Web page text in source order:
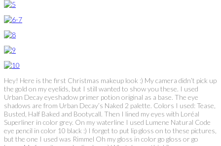
Hey! Here is the first Christmas makeup look :) My camera didn’t pick up
the gold on my eyelids, but I still wanted to show you these. I used
Urban Decay eyeshadow primer potion original as a base. The eye
shadows are from Urban Decay’s Naked 2 palette. Colors I used: Tease,
Busted, Half Baked and Bootycall. Then I lined my eyes with Loréal
Superliner in color grey. On my waterline I used Lumene Natural Code
eye pencil in color 10 black :) I forget to put lip gloss on to these pictures,
but the one I used was Rimmel Oh my gloss in color go gloss or go